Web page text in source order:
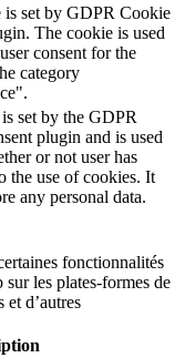
is set by GDPR Cookie
The cookie is used
consent for the
category
set by the GDPR
plugin and is used
or not user has
the use of cookies. It
any personal data.
fonctionnalités
les plates-formes de
d’autres